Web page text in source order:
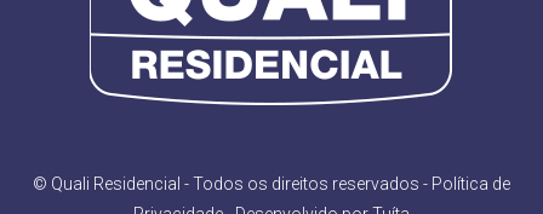
© Quali Residencial - Todos os direitos reservados - Política de